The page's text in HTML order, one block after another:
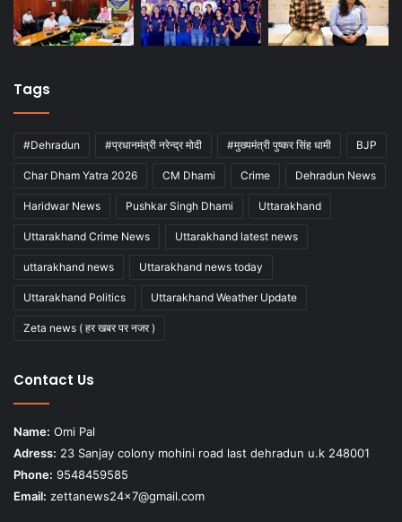
Tags
#Dehradun #प्रधानमंत्री नरेन्द्र मोदी #मुख्यमंत्री पुष्कर सिंह धामी BJP
Char Dham Yatra 2026 CM Dhami Crime Dehradun News
Haridwar News Pushkar Singh Dhami Uttarakhand
Uttarakhand Crime News Uttarakhand latest news
uttarakhand news Uttarakhand news today
Uttarakhand Politics Uttarakhand Weather Update
Zeta news ( हर खबर पर नजर )
Contact Us
Name: Omi Pal
Adress: 23 Sanjay colony mohini road last dehradun u.k 248001
Phone: 9548459585
Email: zettanews24x7@gmail.com